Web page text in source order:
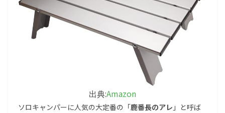
出典:Amazon
ソロキャンパーに人気の大定番の「鹿番長のアレ 」と呼ば